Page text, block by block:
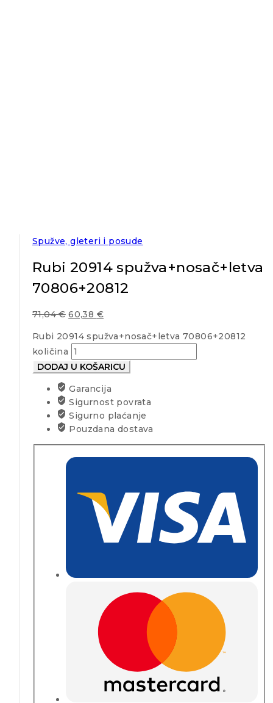
Spužve, gleteri i posude
Rubi 20914 spužva+nosač+letva
70806+20812
71,04€ 60,38 €
Rubi 20914 spužva+nosač+letva 70806+20812
količina
DODAJ U KOŠARICU
Garancija
Sigurnost povrata
Sigurno plaćanje
Pouzdana dostava